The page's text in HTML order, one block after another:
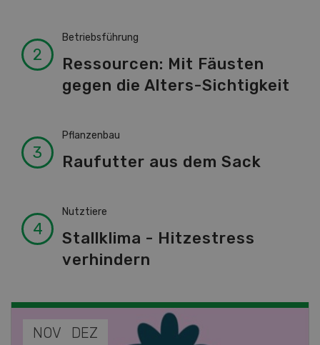
Betriebsführung
Ressourcen: Mit Fäusten
gegen die Alters-Sichtigkeit
Pflanzenbau
Raufutter aus dem Sack
Nutztiere
Stallklima - Hitzestress
verhindern
NOV JAN